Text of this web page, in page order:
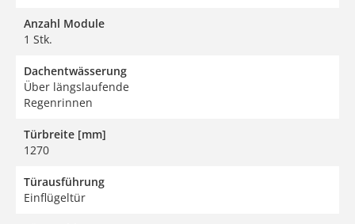
Anzahl Module
1 Stk.
Dachentwässerung
Über längslaufende
Regenrinnen
Türbreite [mm]
1270
Türausführung
Einflügeltür